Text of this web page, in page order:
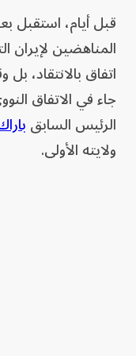
قبل أيام،
المناهضين لإيران
اتفاق بالانتقاد،
الرئيس السابق
ولايته الأولى.